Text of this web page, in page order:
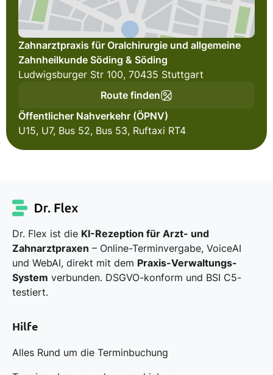
Zahnarztpraxis für Oralchirurgie und allgemeine
Zahnheilkunde Söding & Söding
Ludwigsburger Str 100, 70435 Stuttgart
Route finden
Öffentlicher Nahverkehr (ÖPNV)
U15, U7, Bus 52, Bus 53, Ruftaxi RT4
Dr. Flex ist die KI-Rezeption für Arzt- und
Zahnarztpraxen – Online-Terminvergabe, VoiceAI
und WebAI, direkt mit dem Praxis-Verwaltungs-
System verbunden. DSGVO-konform und BSI C5-
testiert.
Hilfe
Alles Rund um die Terminbuchung